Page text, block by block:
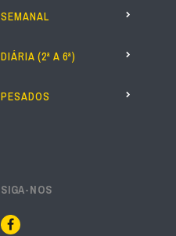
SEMANAL
DIÁRIA (2ª A 6ª)
PESADOS
SIGA-NOS